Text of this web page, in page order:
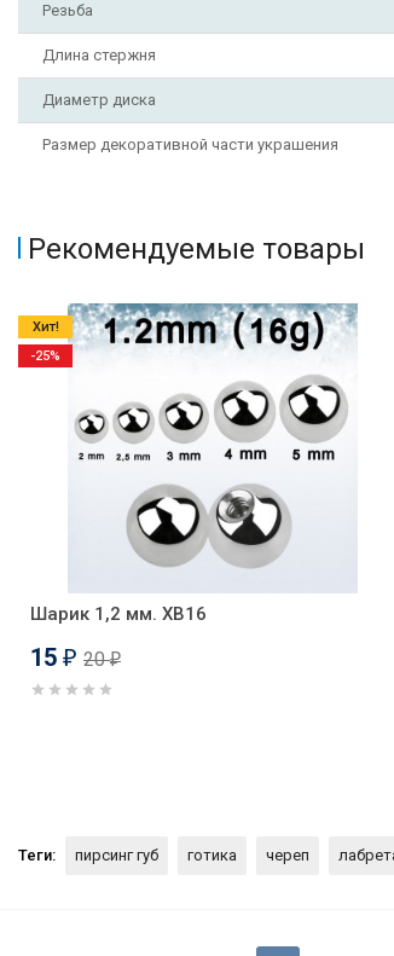
Резьба
Длина стержня
Диаметр диска
Размер декоративной части украшения
Рекомендуемые товары
Шарик 1,2 мм. XB16
15 ₽ 20₽
Хит!
-25%
Теги: пирсинг губ готика череп
Интернал-